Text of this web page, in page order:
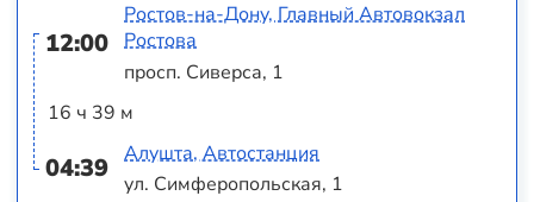
12:00
16 ч 39 м
04:39
Ростов-на-Дону, Главный Автовокзал
Ростова
просп. Сиверса, 1
Алушта, Автостанция
ул. Симферопольская, 1